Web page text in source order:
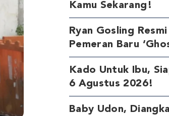
Kamu Sekarang!
Ryan Gosling
Pemeran Baru
Kado Untuk Ibu,
6 Agustus 2026!
Baby Udon,